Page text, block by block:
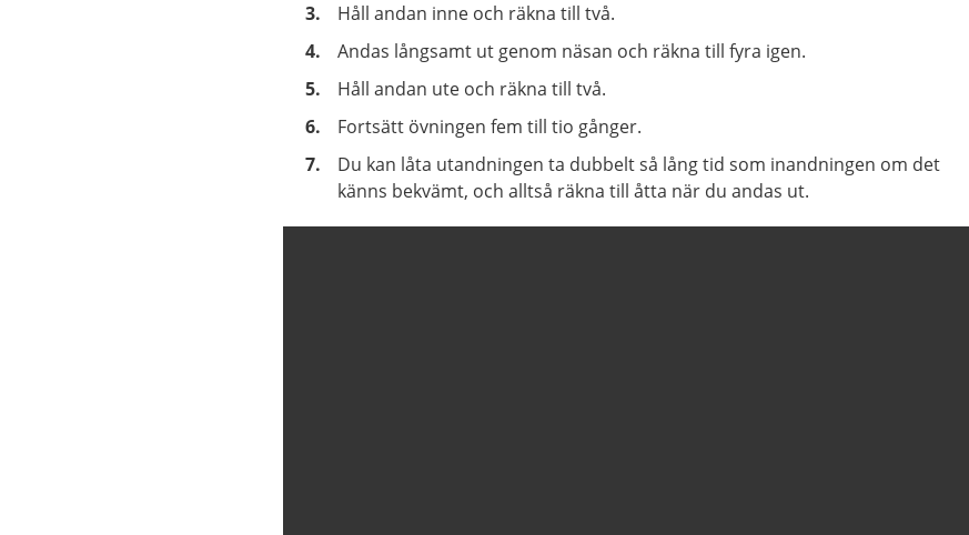
Håll andan inne och räkna till två.
Andas långsamt ut genom näsan och räkna till fyra igen.
Håll andan ute och räkna till två.
Fortsätt övningen fem till tio gånger.
Du kan låta utandningen ta dubbelt så lång tid som inandningen om det
känns bekvämt, och alltså räkna till åtta när du andas ut.